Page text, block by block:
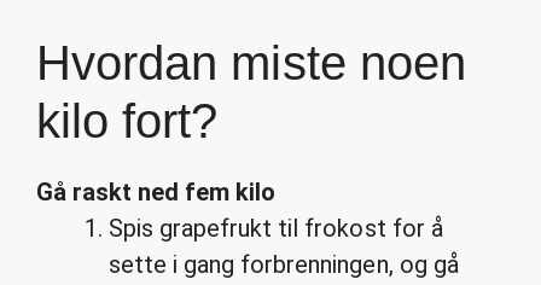
Hvordan miste noen
kilo fort?
Gå raskt ned fem kilo
Spis grapefrukt til frokost for å
sette i gang forbrenningen, og gå